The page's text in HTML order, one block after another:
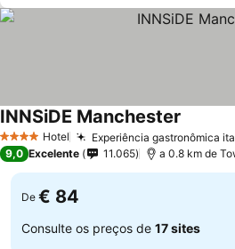
4 EstrelasHotel Experiência gastronômica
INNSiDE Manchester
9,0 Excelente 11.065 a 0.8 km de
De € 84
Consulte os preços de 17 sites